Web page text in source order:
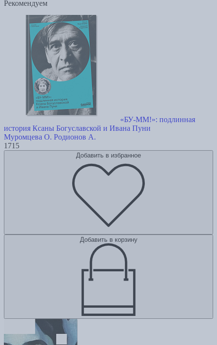
Рекомендуем
«БУ-ММ!»: подлинная
история Ксаны Богуславской и Ивана Пуни
Муромцева О. Родионов А.
1715
Добавить в избранное
Добавить в корзину